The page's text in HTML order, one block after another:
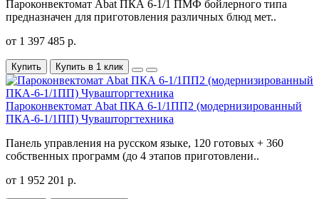
Пароконвектомат Abat ПКА 6-1/1 ПМФ бойлерного типа
предназначен для приготовления различных блюд мет..
от 1 397 485 р.
Купить Купить в 1 клик
Пароконвектомат Abat ПКА 6-1/1ПП2 (модернизированный
ПКА-6-1/1ПП) Чувашторгтехника
Панель управления на русском языке, 120 готовых + 360
собственных программ (до 4 этапов приготовлени..
от 1 952 201 р.